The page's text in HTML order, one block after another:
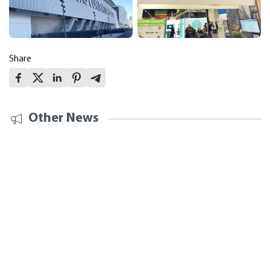
Share
Other News